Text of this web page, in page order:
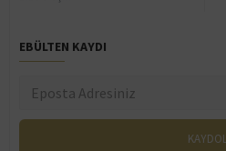
EBÜLTEN KAYDI